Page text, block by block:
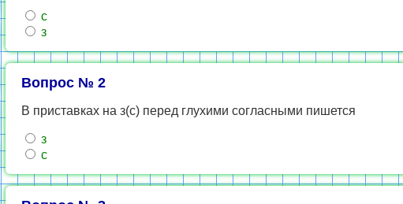
с
з
Вопрос № 2
В приставках на з(с) перед глухими согласными пишется
з
с